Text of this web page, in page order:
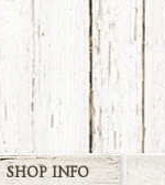
SHOP INFO